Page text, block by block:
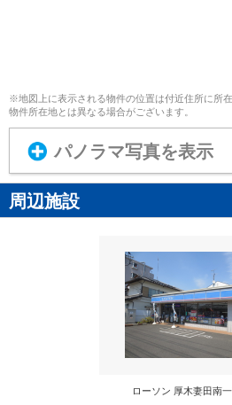
※地図上に表示される物件の位置は付近住所に所
物件所在地とは異なる場合がございます。
パノラマ写真を表示
周辺施設
ローソン 厚木妻田南